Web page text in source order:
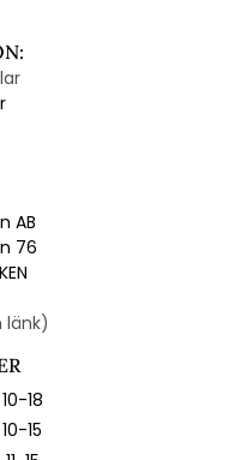
AB
76
länk)
10-18
10-15